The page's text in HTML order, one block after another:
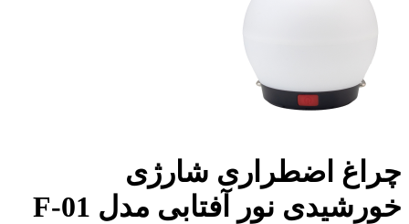
چراغ اضطراری شارژی
خورشیدی نور آفتابی مدل F-01